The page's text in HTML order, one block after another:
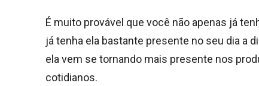
É muito provável que você não apenas já
já tenha ela bastante presente no seu dia a
ela vem se tornando mais presente nos
cotidianos.